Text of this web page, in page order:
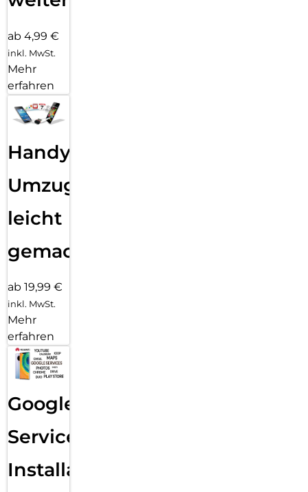
ab 4,99 €
inkl. MwSt.
Mehr
erfahren
Handy
Umzug
leicht
gemacht!
ab 19,99 €
inkl. MwSt.
Mehr
erfahren
Google
Services
Installation